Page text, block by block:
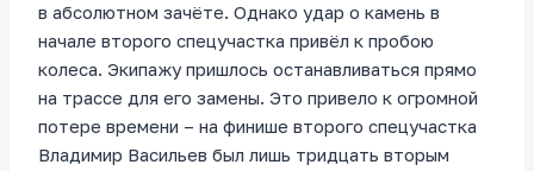
в абсолютном зачёте. Однако удар о камень в
начале второго спецучастка привёл к пробою
колеса. Экипажу пришлось останавливаться прямо
на трассе для его замены. Это привело к огромной
потере времени – на финише второго спецучастка
Владимир Васильев был лишь тридцать вторым